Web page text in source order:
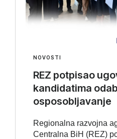
NOVOSTI
REZ potpisao
kandidatima
osposobljavanje
Regionalna razvojna
Centralna BiH (REZ)